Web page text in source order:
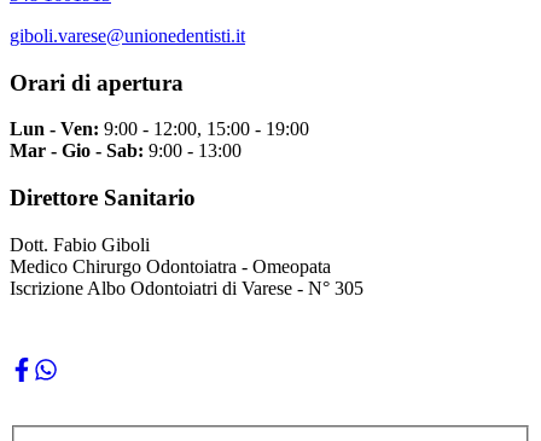
giboli.varese@unionedentisti.it
Orari di apertura
Lun - Ven: 9:00 - 12:00, 15:00 - 19:00
Mar - Gio - Sab: 9:00 - 13:00
Direttore Sanitario
Dott. Fabio Giboli
Medico Chirurgo Odontoiatra - Omeopata
Iscrizione Albo Odontoiatri di Varese - N° 305